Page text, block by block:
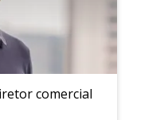
comercial